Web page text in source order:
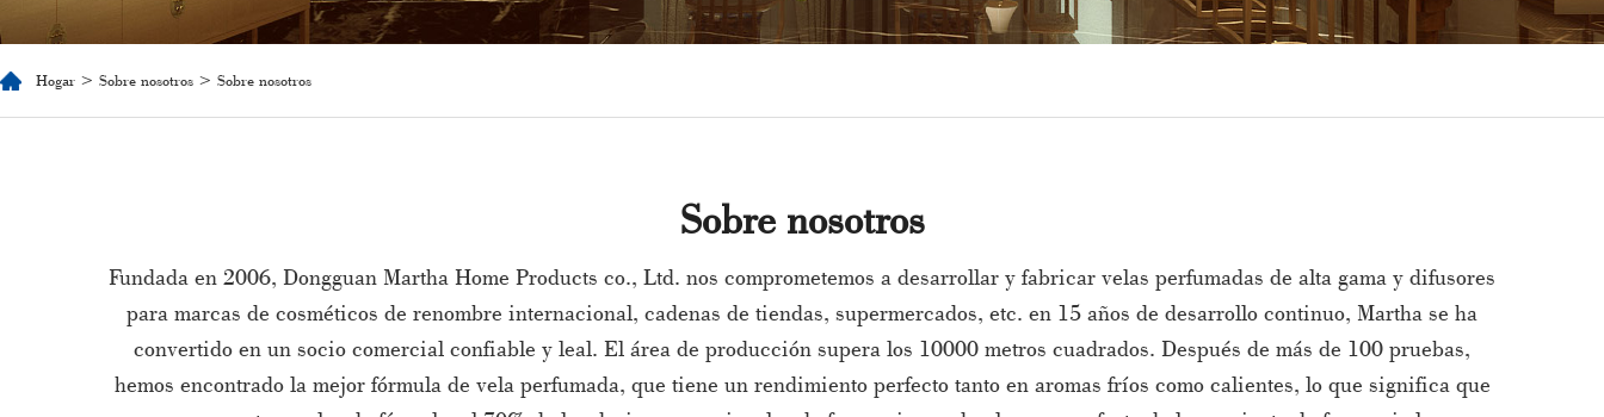
Hogar > Sobre nosotros > Sobre nosotros
Sobre nosotros
Fundada en 2006, Dongguan Martha Home Products co., Ltd. nos comprometemos a desarrollar y fabricar velas perfumadas de alta gama y difusores
para marcas de cosméticos de renombre internacional, cadenas de tiendas, supermercados, etc. en 15 años de desarrollo continuo, Martha se ha
convertido en un socio comercial confiable y leal. El área de producción supera los 10000 metros cuadrados. Después de más de 100 pruebas,
hemos encontrado la mejor fórmula de vela perfumada, que tiene un rendimiento perfecto tanto en aromas fríos como calientes, lo que significa que